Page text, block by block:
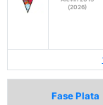
(2026)
Fase Plata